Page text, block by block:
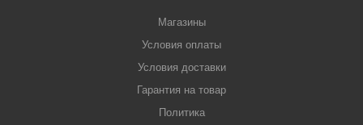
Магазины
Условия оплаты
Условия доставки
Гарантия на товар
Политика